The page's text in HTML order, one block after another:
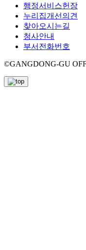
행정서비스헌장
누리집개선의견
찾아오시는길
청사안내
부서전화번호
©GANGDONG-GU